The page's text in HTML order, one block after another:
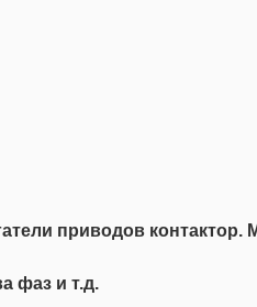
приводов контактор.
фаз и т.д.